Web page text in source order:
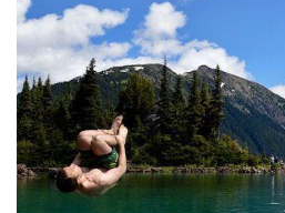
Fussballcamps
Segelcamps
Tenniscamps
Tanzcamps
Skilager
Freiburg
Graubünden
Luzern
Tessin
Waadt
Sprachferien Frankreich
Sprachferien Spanien
Sprachferien in der Schweiz
Englisch Sprachferien USA
Englisch Sprachferien Malta
Italien
Deutschland
Frankreich
Portugal
Österreich
1
2
3